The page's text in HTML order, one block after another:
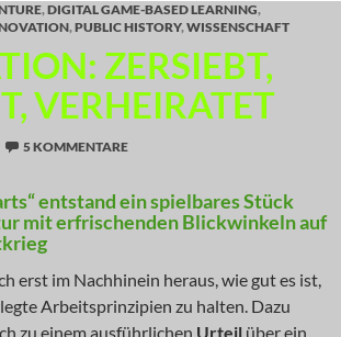
,DIGITAL GAME-BASED LEARNING,
,PUBLIC HISTORY,WISSENSCHAFT
ZERSIEBT,
VERHEIRATET
5 KOMMENTARE
entstand ein spielbares Stück
mit erfrischenden Blickwinkeln auf
erst im Nachhinein heraus, wie gut es ist,
Arbeitsprinzipien zu halten. Dazu
zu einem ausführlichen Urteil über ein